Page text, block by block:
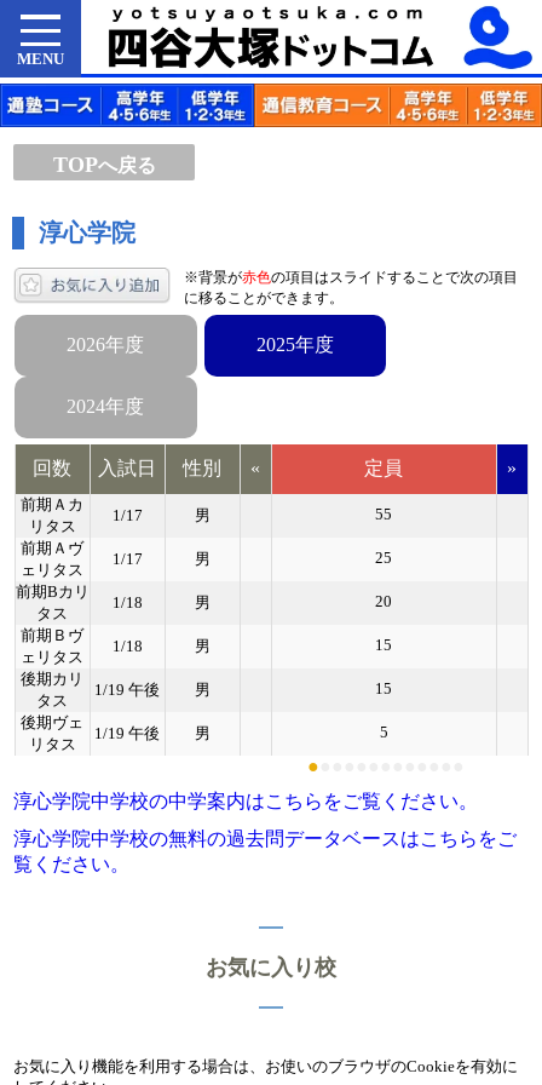
MENU
TOPへ戻る
淳心学院
※背景が赤色の項目はスライドすることで次の項目
に移ることができます。
2026年度 2025年度
2024年度
回数 入試日 性別 « 定員 »
前期Ａカ
リタス
1/17 男
55
前期Ａヴ
ェリタス
1/17 男
25
前期Bカリ
タス
1/18 男
20
前期Ｂヴ
ェリタス
1/18 男
15
後期カリ
タス
1/19 午後 男
15
後期ヴェ
リタス
1/19 午後 男 5
●
淳心学院中学校の中学案内はこちらをご覧ください。
淳心学院中学校の無料の過去問データベースはこちらをご
覧ください。
お気に入り校
お気に入り機能を利用する場合は、お使いのブラウザのCookieを有効に